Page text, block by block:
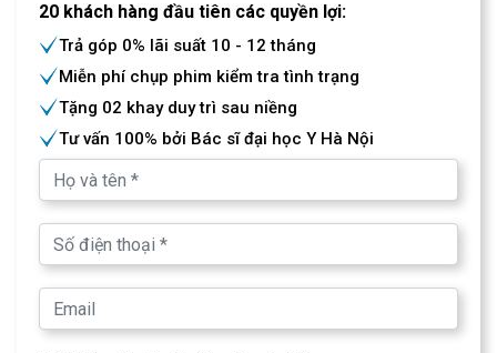
20 khách hàng đầu tiên các quyền lợi:
Trả góp 0% lãi suất 10 - 12 tháng
Miễn phí chụp phim kiểm tra tình trạng
Tặng 02 khay duy trì sau niềng
Tư vấn 100% bởi Bác sĩ đại học Y Hà Nội